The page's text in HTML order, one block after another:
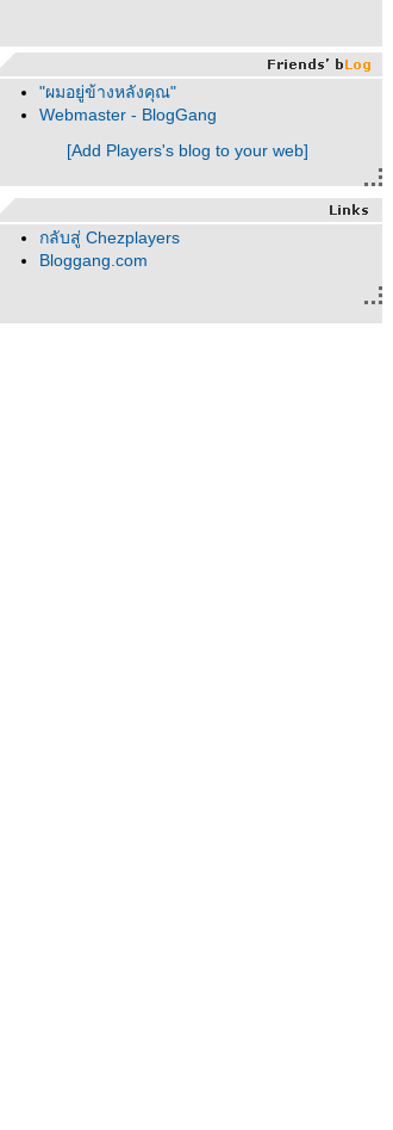
"ผมอยู่ข้างหลังคุณ"
Webmaster - BlogGang
[Add Players's blog to your web]
กลับสู่ Chezplayers
Bloggang.com